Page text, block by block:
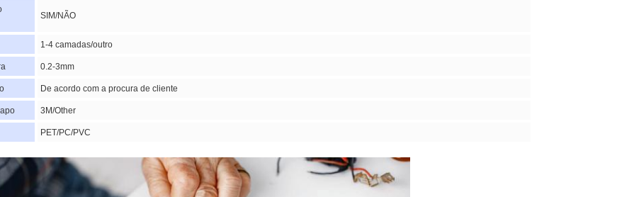
SIM/NÃO
1-4 camadas/outro
0.2-3mm
De acordo com a procura de cliente
3M/Other
PET/PC/PVC